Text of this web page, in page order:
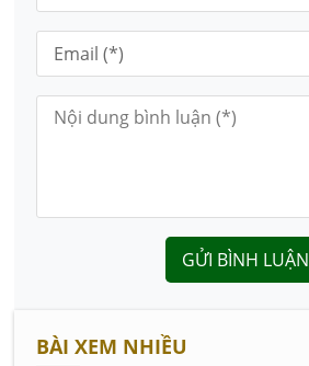
GỬI BÌNH LUẬN
BÀI XEM NHIỀU